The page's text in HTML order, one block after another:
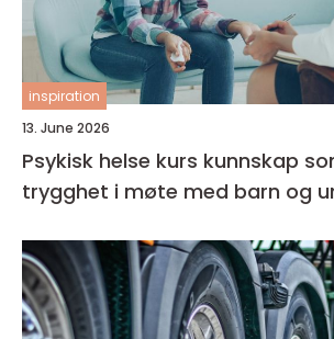
inspiration
13. June 2026
Psykisk helse kurs kunnskap som gir
trygghet i møte med barn og